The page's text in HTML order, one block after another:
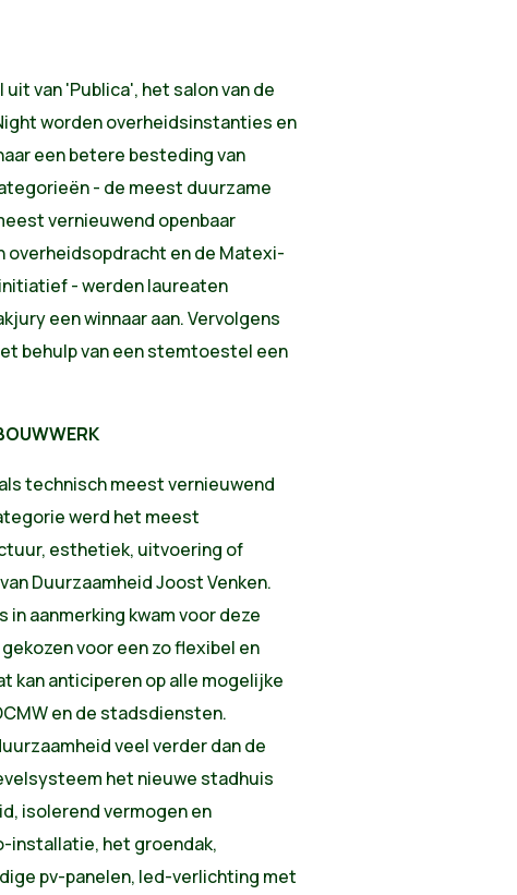
van 'Publica', het salon van de
worden overheidsinstanties en
een betere besteding van
- de meest duurzame
vernieuwend openbaar
overheidsopdracht en de Matexi-
- werden laureaten
een winnaar aan. Vervolgens
behulp van een stemtoestel een
technisch meest vernieuwend
werd het meest
esthetiek, uitvoering of
Duurzaamheid Joost Venken.
aanmerking kwam voor deze
voor een zo flexibel en
kan anticiperen op alle mogelijke
en de stadsdiensten.
veel verder dan de
het nieuwe stadhuis
isolerend vermogen en
installatie, het groendak,
pv-panelen, led-verlichting met